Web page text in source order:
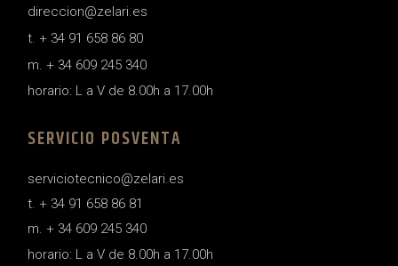
direccion@zelari.es
t. + 34 91 658 86 80
m. + 34 609 245 340
horario: L a V de 8.00h a 17.00h
SERVICIO POSVENTA
serviciotecnico@zelari.es
t. + 34 91 658 86 81
m. + 34 609 245 340
horario: L a V de 8.00h a 17.00h